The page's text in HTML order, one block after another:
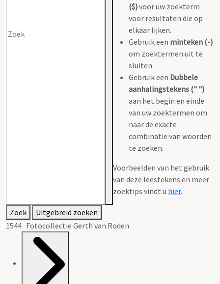
($)voor uw zoekterm
voor resultaten die op
elkaar lijken.
Gebruik een minteken (-)
om zoektermen uit te
sluiten.
Gebruik een Dubbele
aanhalingstekens (" ")
aan het begin en einde
van uw zoektermen om
naar de exacte
combinatie van woorden
te zoeken.
Voorbeelden van het gebruik
van deze leestekens en meer
zoektips vindt u hier.
Zoek
Uitgebreid zoeken
1544 Fotocollectie Gerth van Roden